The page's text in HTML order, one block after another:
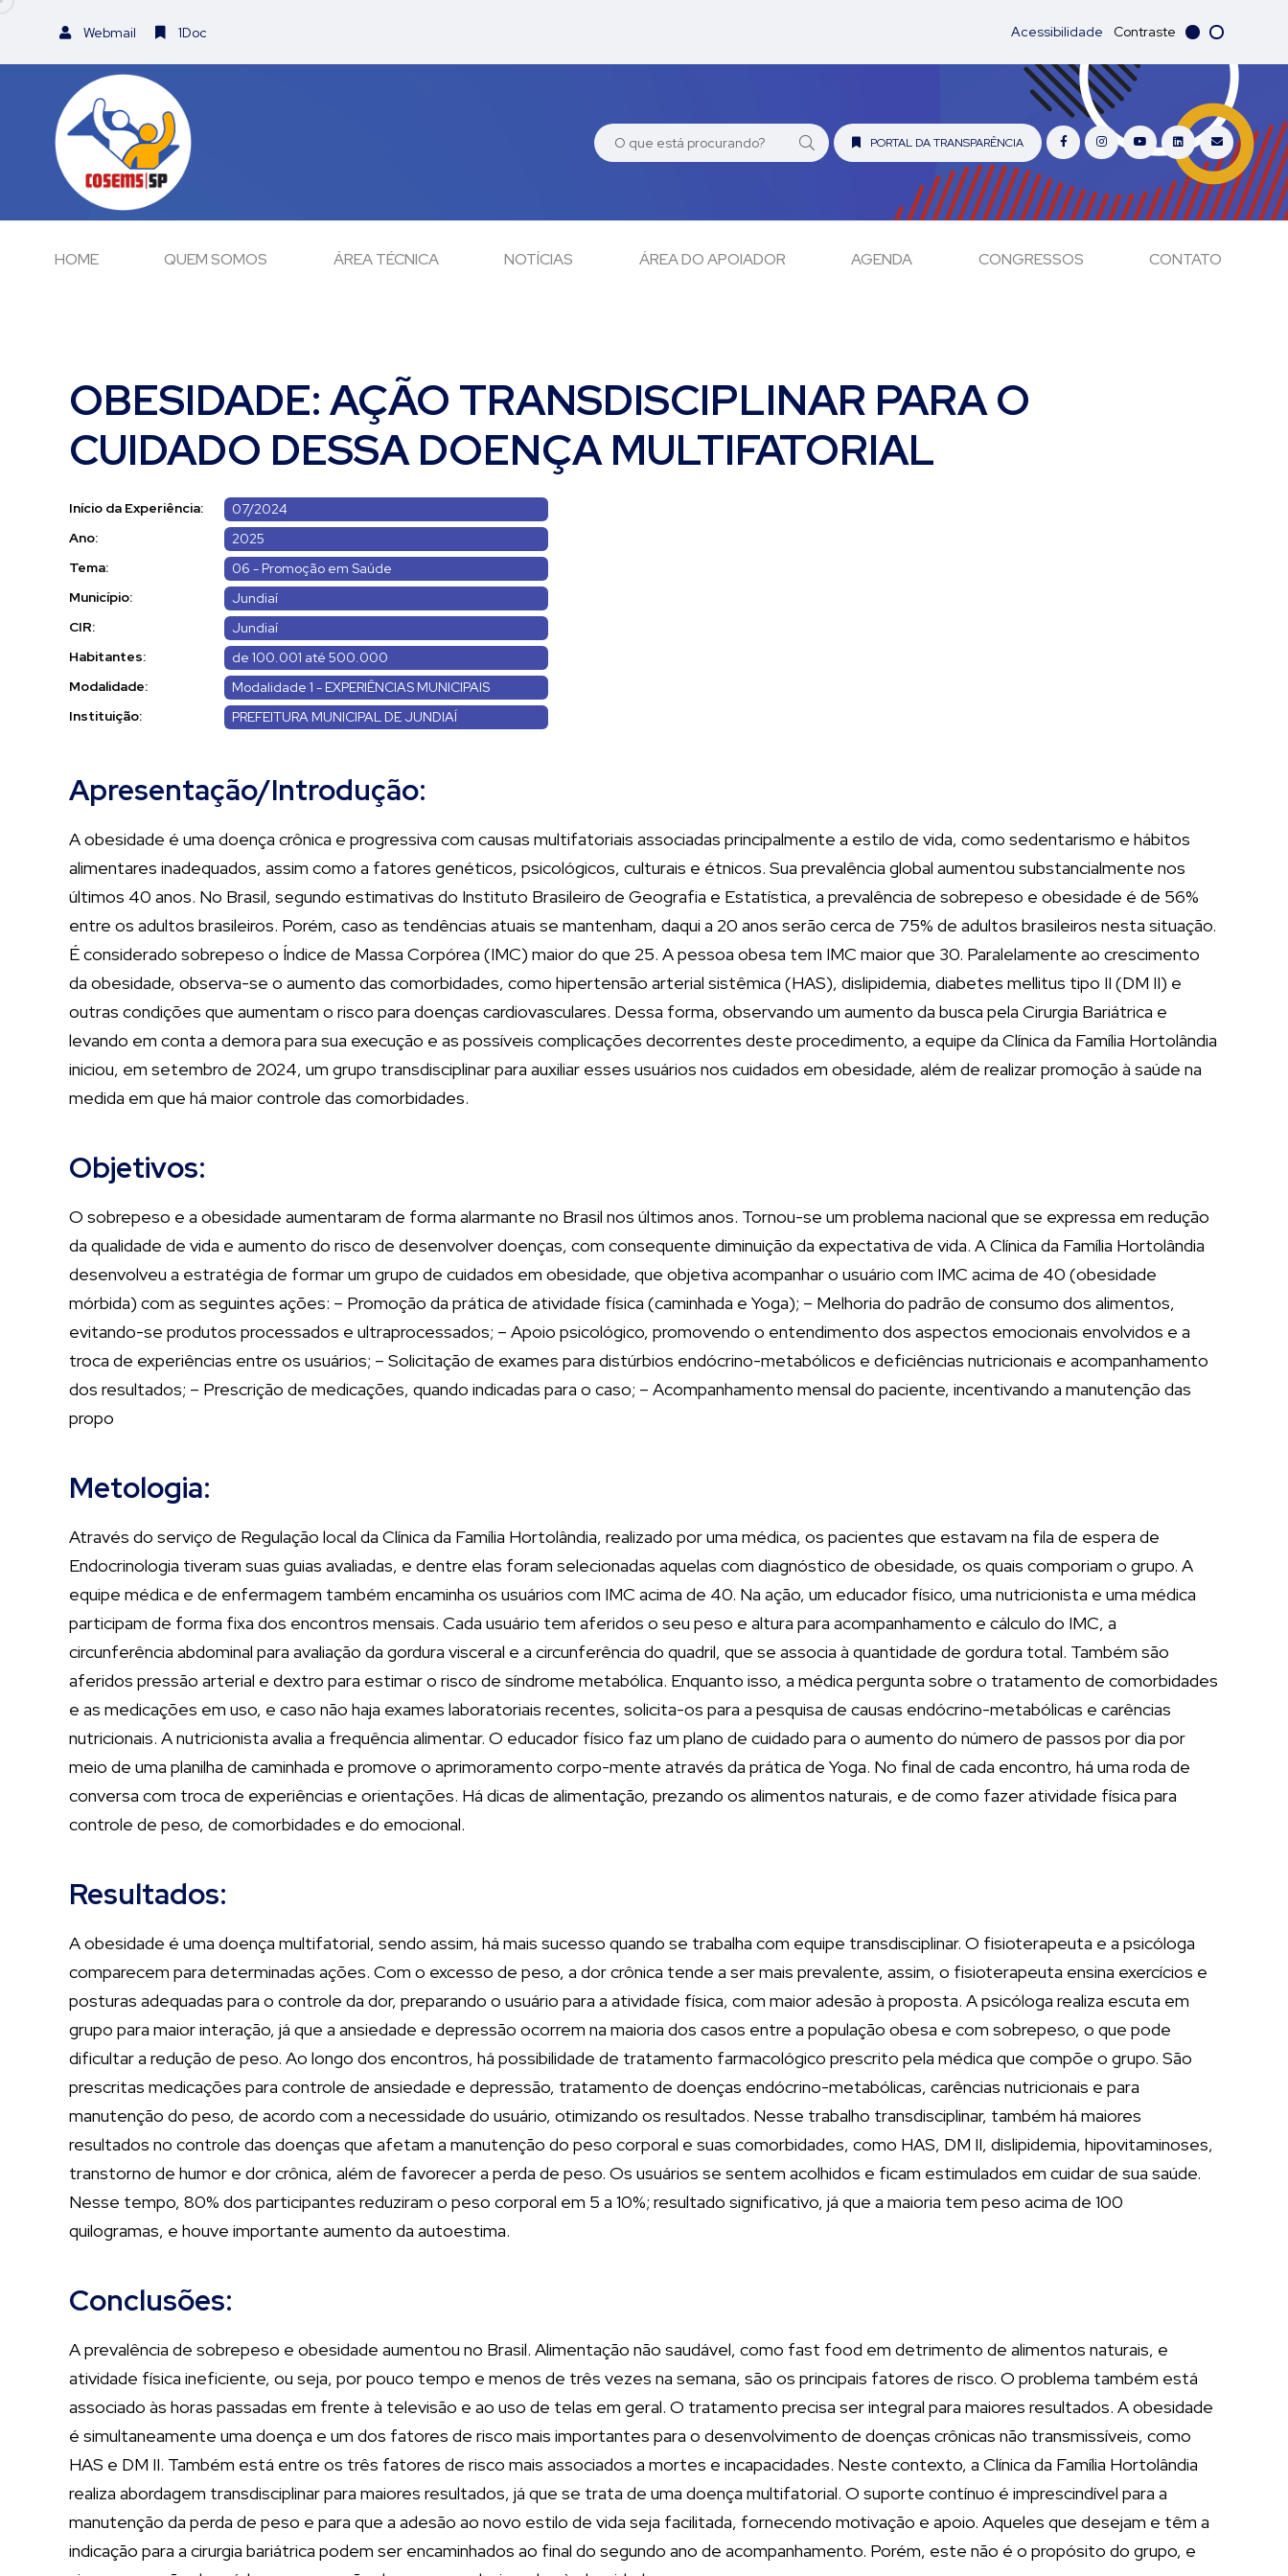
Webmail 1Doc Acessibilidade Contraste
PORTAL DA TRANSPARÊNCIA
HOME QUEM SOMOS ÁREA TÉCNICA NOTÍCIAS ÁREA DO APOIADOR AGENDA CONGRESSOS CONTATO
OBESIDADE: AÇÃO TRANSDISCIPLINAR PARA O
CUIDADO DESSA DOENÇA MULTIFATORIAL
Início da Experiência:
07/2024
Ano:
2025
Tema:
06 - Promoção em Saúde
Município:
Jundiaí
CIR:
Jundiaí
Habitantes:
de 100.001 até 500.000
Modalidade:
Modalidade 1 - EXPERIÊNCIAS MUNICIPAIS
Instituição:
PREFEITURA MUNICIPAL DE JUNDIAÍ
Apresentação/Introdução:
A obesidade é uma doença crônica e progressiva com causas multifatoriais associadas principalmente a estilo de vida, como sedentarismo e hábitos
alimentares inadequados, assim como a fatores genéticos, psicológicos, culturais e étnicos. Sua prevalência global aumentou substancialmente nos
últimos 40 anos. No Brasil, segundo estimativas do Instituto Brasileiro de Geografia e Estatística, a prevalência de sobrepeso e obesidade é de 56%
entre os adultos brasileiros. Porém, caso as tendências atuais se mantenham, daqui a 20 anos serão cerca de 75% de adultos brasileiros nesta situação.
É considerado sobrepeso o Índice de Massa Corpórea (IMC) maior do que 25. A pessoa obesa tem IMC maior que 30. Paralelamente ao crescimento
da obesidade, observa-se o aumento das comorbidades, como hipertensão arterial sistêmica (HAS), dislipidemia, diabetes mellitus tipo II (DM II) e
outras condições que aumentam o risco para doenças cardiovasculares. Dessa forma, observando um aumento da busca pela Cirurgia Bariátrica e
levando em conta a demora para sua execução e as possíveis complicações decorrentes deste procedimento, a equipe da Clínica da Família Hortolândia
iniciou, em setembro de 2024, um grupo transdisciplinar para auxiliar esses usuários nos cuidados em obesidade, além de realizar promoção à saúde na
medida em que há maior controle das comorbidades.
Objetivos:
O sobrepeso e a obesidade aumentaram de forma alarmante no Brasil nos últimos anos. Tornou-se um problema nacional que se expressa em redução
da qualidade de vida e aumento do risco de desenvolver doenças, com consequente diminuição da expectativa de vida. A Clínica da Família Hortolândia
desenvolveu a estratégia de formar um grupo de cuidados em obesidade, que objetiva acompanhar o usuário com IMC acima de 40 (obesidade
mórbida) com as seguintes ações: – Promoção da prática de atividade física (caminhada e Yoga); – Melhoria do padrão de consumo dos alimentos,
evitando-se produtos processados e ultraprocessados; – Apoio psicológico, promovendo o entendimento dos aspectos emocionais envolvidos e a
troca de experiências entre os usuários; – Solicitação de exames para distúrbios endócrino-metabólicos e deficiências nutricionais e acompanhamento
dos resultados; – Prescrição de medicações, quando indicadas para o caso; – Acompanhamento mensal do paciente, incentivando a manutenção das
propo
Metologia:
Através do serviço de Regulação local da Clínica da Família Hortolândia, realizado por uma médica, os pacientes que estavam na fila de espera de
Endocrinologia tiveram suas guias avaliadas, e dentre elas foram selecionadas aquelas com diagnóstico de obesidade, os quais comporiam o grupo. A
equipe médica e de enfermagem também encaminha os usuários com IMC acima de 40. Na ação, um educador físico, uma nutricionista e uma médica
participam de forma fixa dos encontros mensais. Cada usuário tem aferidos o seu peso e altura para acompanhamento e cálculo do IMC, a
circunferência abdominal para avaliação da gordura visceral e a circunferência do quadril, que se associa à quantidade de gordura total. Também são
aferidos pressão arterial e dextro para estimar o risco de síndrome metabólica. Enquanto isso, a médica pergunta sobre o tratamento de comorbidades
e as medicações em uso, e caso não haja exames laboratoriais recentes, solicita-os para a pesquisa de causas endócrino-metabólicas e carências
nutricionais. A nutricionista avalia a frequência alimentar. O educador físico faz um plano de cuidado para o aumento do número de passos por dia por
meio de uma planilha de caminhada e promove o aprimoramento corpo-mente através da prática de Yoga. No final de cada encontro, há uma roda de
conversa com troca de experiências e orientações. Há dicas de alimentação, prezando os alimentos naturais, e de como fazer atividade física para
controle de peso, de comorbidades e do emocional.
Resultados:
A obesidade é uma doença multifatorial, sendo assim, há mais sucesso quando se trabalha com equipe transdisciplinar. O fisioterapeuta e a psicóloga
comparecem para determinadas ações. Com o excesso de peso, a dor crônica tende a ser mais prevalente, assim, o fisioterapeuta ensina exercícios e
posturas adequadas para o controle da dor, preparando o usuário para a atividade física, com maior adesão à proposta. A psicóloga realiza escuta em
grupo para maior interação, já que a ansiedade e depressão ocorrem na maioria dos casos entre a população obesa e com sobrepeso, o que pode
dificultar a redução de peso. Ao longo dos encontros, há possibilidade de tratamento farmacológico prescrito pela médica que compõe o grupo. São
prescritas medicações para controle de ansiedade e depressão, tratamento de doenças endócrino-metabólicas, carências nutricionais e para
manutenção do peso, de acordo com a necessidade do usuário, otimizando os resultados. Nesse trabalho transdisciplinar, também há maiores
resultados no controle das doenças que afetam a manutenção do peso corporal e suas comorbidades, como HAS, DM II, dislipidemia, hipovitaminoses,
transtorno de humor e dor crônica, além de favorecer a perda de peso. Os usuários se sentem acolhidos e ficam estimulados em cuidar de sua saúde.
Nesse tempo, 80% dos participantes reduziram o peso corporal em 5 a 10%; resultado significativo, já que a maioria tem peso acima de 100
quilogramas, e houve importante aumento da autoestima.
Conclusões:
A prevalência de sobrepeso e obesidade aumentou no Brasil. Alimentação não saudável, como fast food em detrimento de alimentos naturais, e
atividade física ineficiente, ou seja, por pouco tempo e menos de três vezes na semana, são os principais fatores de risco. O problema também está
associado às horas passadas em frente à televisão e ao uso de telas em geral. O tratamento precisa ser integral para maiores resultados. A obesidade
é simultaneamente uma doença e um dos fatores de risco mais importantes para o desenvolvimento de doenças crônicas não transmissíveis, como
HAS e DM II. Também está entre os três fatores de risco mais associados a mortes e incapacidades. Neste contexto, a Clínica da Família Hortolândia
realiza abordagem transdisciplinar para maiores resultados, já que se trata de uma doença multifatorial. O suporte contínuo é imprescindível para a
manutenção da perda de peso e para que a adesão ao novo estilo de vida seja facilitada, fornecendo motivação e apoio. Aqueles que desejam e têm a
indicação para a cirurgia bariátrica podem ser encaminhados ao final do segundo ano de acompanhamento. Porém, este não é o propósito do grupo, e